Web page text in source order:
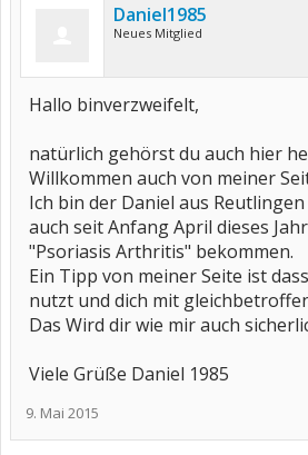
Daniel1985
Neues Mitglied
Hallo binverzweifelt,
natürlich gehörst du auch hier
Willkommen auch von meiner
Ich bin der Daniel aus
auch seit Anfang April dieses
"Psoriasis Arthritis" bekommen.
Ein Tipp von meiner Seite ist
nutzt und dich mit
Das Wird dir wie mir auch
Viele Grüße Daniel 1985
9. Mai 2015